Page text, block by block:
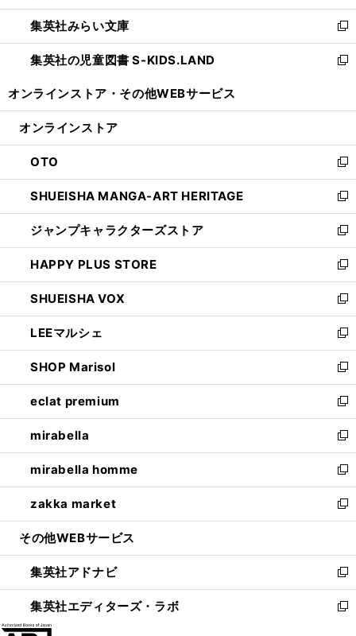
開
く
ウ
で
開
く
ン
ド
ウ
で
ウ
ィ
ン
ド
開
集英社みらい文庫
新
し
い
ン
ウ
で
開
く
集英社の児童図書 S-KIDS.LAND
新
ウ
ン
ド
ウ
で
開
く
オンラインストア・ その他WEBサービス
オンラインストア
OTO
新
し
い
ウ
ィ
ン
ド
ウ
で
開
く
SHUEISHA MANGA-ART HERITAGE
新
し
い
ウ
ィ
ン
ド
ウ
で
開
く
ジャンプキャラクターズストア
新
し
い
ウ
ィ
ン
ド
ウ
で
開
く
HAPPY PLUS STORE
新
し
い
ウ
ィ
ン
ド
ウ
で
開
く
SHUEISHA VOX
新
し
い
ウ
ィ
ン
ド
ウ
で
開
く
LEEマルシェ
新
し
い
ウ
ィ
ン
ド
ウ
で
開
く
SHOP Marisol
新
し
い
ウ
ィ
ン
ド
ウ
で
開
eclat premium
新
し
い
ウ
ィ
ン
ド
ウ
開
く
mirabella
新
し
い
ウ
ィ
ン
ウ
で
開
く
mirabella homme
新
し
い
ウ
ン
ド
ウ
で
zakka market
新
し
ウ
ィ
ン
ド
その他WEBサービス
集英社アドナビ
新
し
い
集英社エディターズ・ラボ
新